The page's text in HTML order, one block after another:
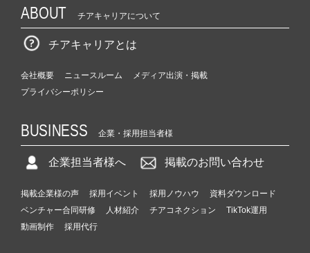
ABOUT チアキャリアについて
チアキャリアとは
会社概要 ニュースルーム
メディア出演・掲載
プライバシーポリシー
BUSINESS 企業・採用担当者様
企業担当者様へ 掲載のお問い合わせ
掲載企業様の声 採用イベント 採用ノウハウ
資料ダウンロード
ベンチャー合同研修
人材紹介 チアコネクション
TikTok運用
動画制作
採用代行